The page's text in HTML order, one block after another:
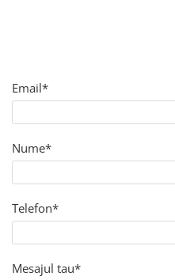
Email*
Nume*
Telefon*
Mesajul tau*